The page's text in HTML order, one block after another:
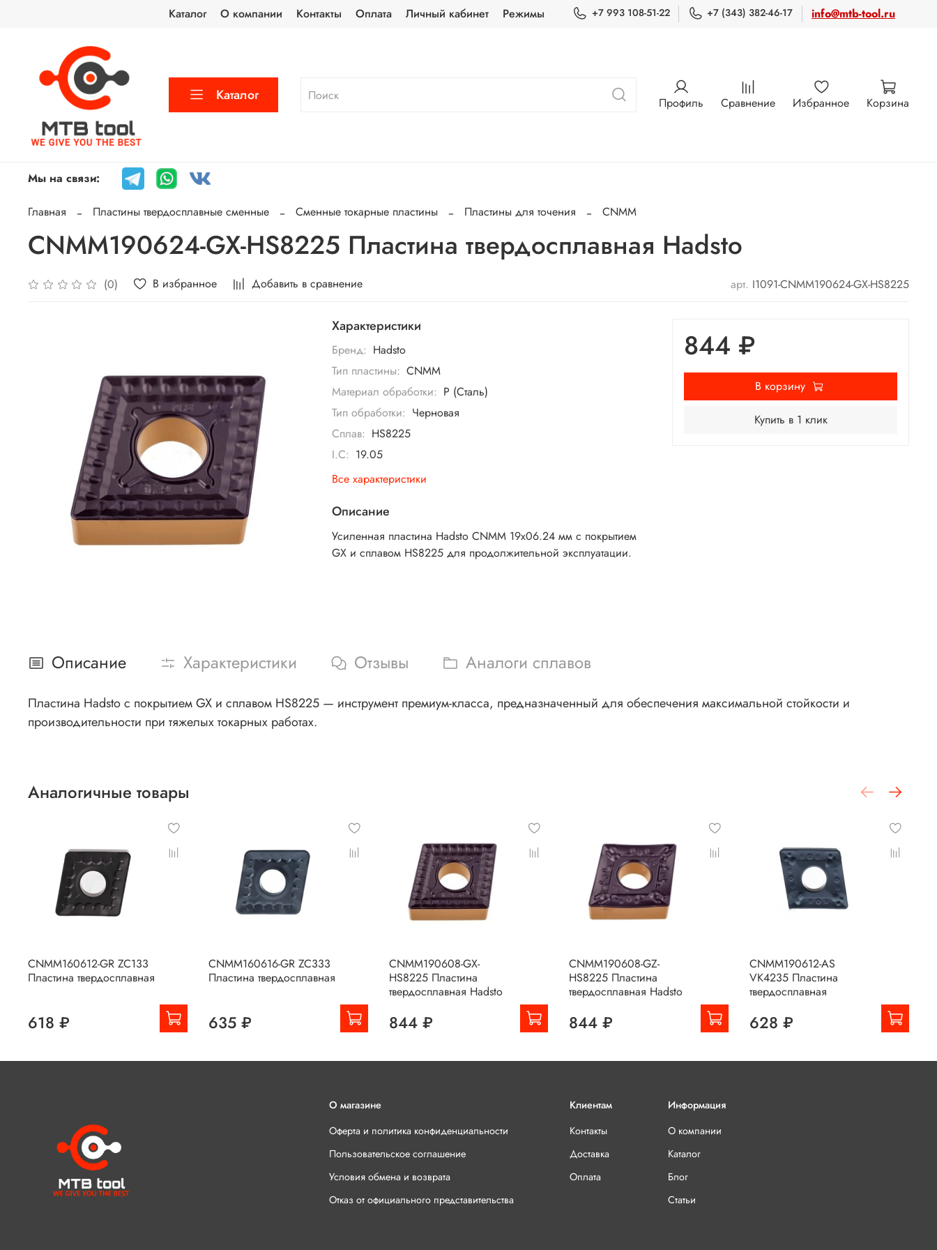
Каталог О компании Контакты Оплата Личный кабинет Режимы +7 993 108-51-22 +7 (343) 382-46-17 info@mtb-tool.ru
Каталог Профиль Сравнение Избранное Корзина
Мы на связи:
Главная Пластины твердосплавные сменные Сменные токарные пластины Пластины для точения CNMM
CNMM190624-GX-HS8225 Пластина твердосплавная Hadsto
(0) В избранное Добавить в сравнение арт. I1091-CNMM190624-GX-HS8225
Характеристики
Бренд: Hadsto
Тип пластины: CNMM
Материал обработки: P (Сталь)
Тип обработки: Черновая
Сплав: HS8225
I.C: 19.05
Все характеристики
Описание
Усиленная пластина Hadsto CNMM 19x06.24 мм с покрытием
GX и сплавом HS8225 для продолжительной эксплуатации.
844 ₽
В корзину
Купить в 1 клик
Описание Характеристики Отзывы Аналоги сплавов
Пластина Hadsto с покрытием GX и сплавом HS8225 — инструмент премиум-класса, предназначенный для обеспечения максимальной стойкости и
производительности при тяжелых токарных работах.
Аналогичные товары
CNMM160612-GR ZC133
Пластина твердосплавная
618 ₽
CNMM160616-GR ZC333
Пластина твердосплавная
635 ₽
CNMM190608-GX-
HS8225 Пластина
твердосплавная Hadsto
844 ₽
CNMM190608-GZ-
HS8225 Пластина
твердосплавная Hadsto
844 ₽
CNMM190612-AS
VK4235 Пластина
твердосплавная
628 ₽
О магазине
Оферта и политика конфиденциальности
Пользовательское соглашение
Условия обмена и возврата
Отказ от официального представительства
Клиентам
Контакты
Доставка
Оплата
Информация
О компании
Каталог
Блог
Статьи